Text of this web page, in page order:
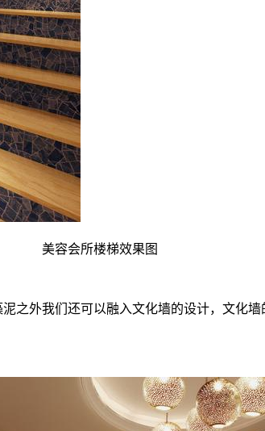
美容会所楼梯效果图
之外我们还可以融入文化墙的设计，文化